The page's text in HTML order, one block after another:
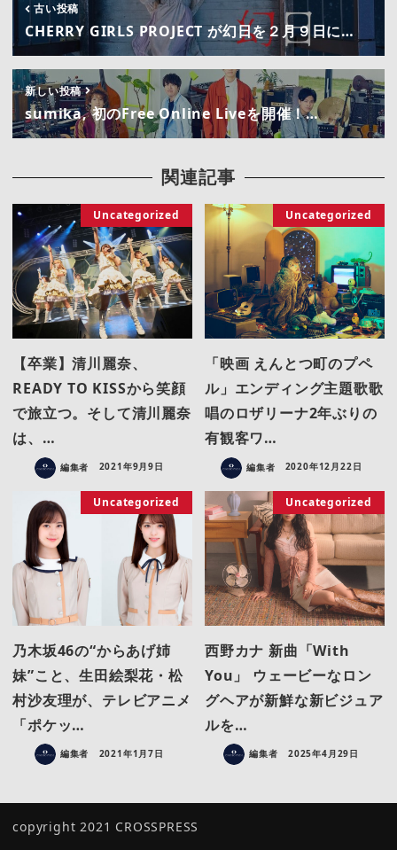
古い投稿
CHERRY GIRLS PROJECT が幻日を２月９日に…
新しい投稿
sumika, 初のFree Online Liveを開催！…
関連記事
Uncategorized
【卒業】清川麗奈、
READY TO KISSから笑顔
で旅立つ。そして清川麗奈
は、…
編集者 2021年9月9日
Uncategorized
「映画 えんとつ町のプペ
ル」エンディング主題歌歌
唱のロザリーナ2年ぶりの
有観客ワ…
編集者 2020年12月22日
Uncategorized
乃木坂46の“からあげ姉
妹”こと、生田絵梨花・松
村沙友理が、テレビアニメ
「ポケッ…
編集者 2021年1月7日
Uncategorized
西野カナ 新曲「With
You」 ウェービーなロン
グヘアが新鮮な新ビジュア
ルを…
編集者 2025年4月29日
copyright 2021 CROSSPRESS